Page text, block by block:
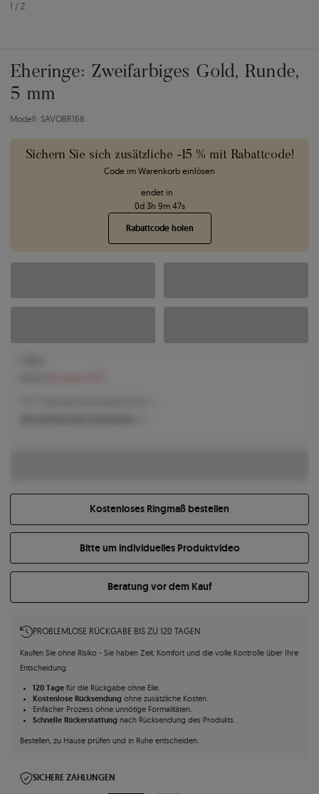
1 / 2
Eheringe: Zweifarbiges Gold, Runde,
5 mm
Modell: SAVOBR168
Sichern Sie sich zusätzliche -15 % mit Rabattcode!
Code im Warenkorb einlösen
endet in
0d 3h 9m 46s
Rabattcode holen
Kostenloses Ringmaß bestellen
Bitte um individuelles Produktvideo
Beratung vor dem Kauf
PROBLEMLOSE RÜCKGABE BIS ZU 120 TAGEN
Kaufen Sie ohne Risiko - Sie haben Zeit, Komfort und die volle Kontrolle über Ihre
Entscheidung.
120 Tagefür die Rückgabe ohne Eile.
Kostenlose Rücksendungohne zusätzliche Kosten.
Einfacher Prozess ohne unnötige Formalitäten.
Schnelle Rückerstattungnach Rücksendung des Produkts.
Bestellen, zu Hause prüfen und in Ruhe entscheiden.
SICHERE ZAHLUNGEN